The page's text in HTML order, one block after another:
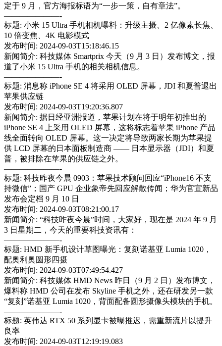
定于 9 月，官方海报标语为“一步一策，自有章法”。
———————-
标题: 小米 15 Ultra 手机相机曝料：升级主摄、2 亿像素长焦、
10 倍变焦、4K 电影模式
发布时间: 2024-09-03T15:18:46.15
新闻简介: 科技媒体 Smartprix 今天（9 月 3 日）发布博文，报
道了小米 15 Ultra 手机的相关相机信息。
———————-
标题: 消息称 iPhone SE 4 将采用 OLED 屏幕，JDI 和夏普退出
苹果供应链
发布时间: 2024-09-03T19:20:36.807
新闻简介: 据日经亚洲报道，苹果计划在将于明年初推出的
iPhone SE 4 上采用 OLED 屏幕，这将标志着苹果 iPhone 产品
线全面转向 OLED 屏幕。这一决定将导致两家长期为苹果提
供 LCD 屏幕的日本面板制造商 —— 日本显示器（JDI）和夏
普，被排除在苹果的供应链之外。
———————-
标题: 科技昨夜今晨 0903：苹果技术顾问回应“iPhone16 不支
持微信”；国产 GPU 企业象帝先回应解散传闻；华为官宣新品
发布会定档 9 月 10 日
发布时间: 2024-09-03T08:21:00.17
新闻简介: “科技昨夜今晨”时间，大家好，现在是 2024 年 9 月
3 日星期二，今天的重要科技资讯有：
———————-
标题: HMD 新手机设计草图曝光：复刻诺基亚 Lumia 1020，
配奥利奥圆形四摄
发布时间: 2024-09-03T07:49:54.427
新闻简介: 科技媒体 HMD News 昨日（9 月 2 日）发布博文，
爆料称 HMD 公司在发布 Skyline 手机之外，还在研发另一款
“复刻”诺基亚 Lumia 1020，背面配备圆形摄像头模块的手机。
———————-
标题: 英伟达 RTX 50 系列显卡被曝推迟，需重新流片以提升
良率
发布时间: 2024-09-03T12:19:19.083